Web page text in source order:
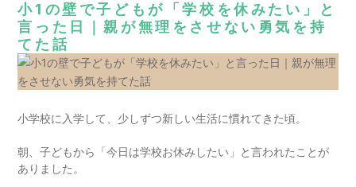
小1の壁で子どもが「学校を休みたい」と
言った日｜親が無理をさせない勇気を持
てた話
小学校に入学して、少しずつ新しい生活に慣れてきた頃。
朝、子どもから「今日は学校お休みしたい」と言われたことが
ありました。